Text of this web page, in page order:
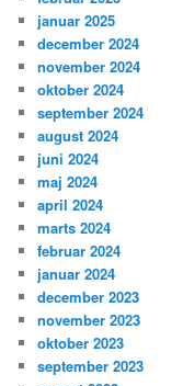
januar 2025
december 2024
november 2024
oktober 2024
september 2024
august 2024
juni 2024
maj 2024
april 2024
marts 2024
februar 2024
januar 2024
december 2023
november 2023
oktober 2023
september 2023